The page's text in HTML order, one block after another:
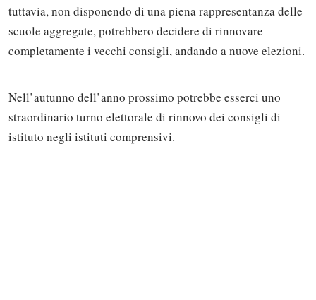
tuttavia, non disponendo di una piena rappresentanza delle
scuole aggregate, potrebbero decidere di rinnovare
completamente i vecchi consigli, andando a nuove elezioni.
Nell’autunno dell’anno prossimo potrebbe esserci uno
straordinario turno elettorale di rinnovo dei consigli di
istituto negli istituti comprensivi.